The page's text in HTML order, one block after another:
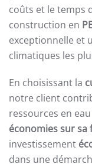
coûts et le temps
construction en
exceptionnelle et
climatiques les
En choisissant la
notre client
ressources en
économies sur
investissement
dans une